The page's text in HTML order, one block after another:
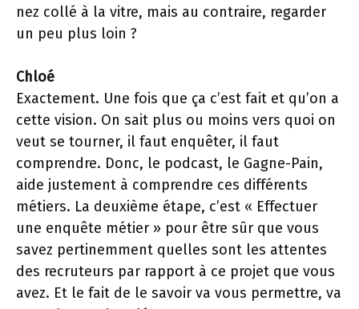
nez collé à la vitre, mais au contraire, regarder
un peu plus loin ?
Chloé
Exactement. Une fois que ça c’est fait et qu’on a
cette vision. On sait plus ou moins vers quoi on
veut se tourner, il faut enquêter, il faut
comprendre. Donc, le podcast, le Gagne-Pain,
aide justement à comprendre ces différents
métiers. La deuxième étape, c’est « Effectuer
une enquête métier » pour être sûr que vous
savez pertinemment quelles sont les attentes
des recruteurs par rapport à ce projet que vous
avez. Et le fait de le savoir va vous permettre, va